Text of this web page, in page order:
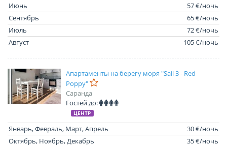
Июнь
57 €/ночь
Сентябрь
65 €/ночь
Июль
72 €/ночь
Август
105 €/ночь
Апартаменты на берегу моря "Sail 3 - Red
Poppy"
Саранда
Гостей до:
ЦЕНТР
Январь, Февраль, Март, Апрель
30 €/ночь
Октябрь, Ноябрь, Декабрь
35 €/ночь